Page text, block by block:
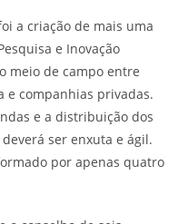
a criação de mais uma
e Inovação
meio de campo entre
e companhias privadas.
e a distribuição dos
ser enxuta e ágil.
por apenas quatro